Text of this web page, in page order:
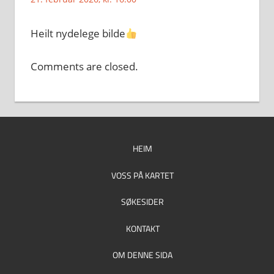
Heilt nydelege bilde
Comments are closed.
HEIM
VOSS PÅ KARTET
SØKESIDER
KONTAKT
OM DENNE SIDA